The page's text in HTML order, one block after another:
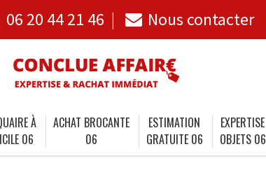
06 20 44 21 46 Nous contacter
À
06
ACHAT BROCANTE
06
ESTIMATION
GRATUITE 06
EXPERTISE
OBJETS 06